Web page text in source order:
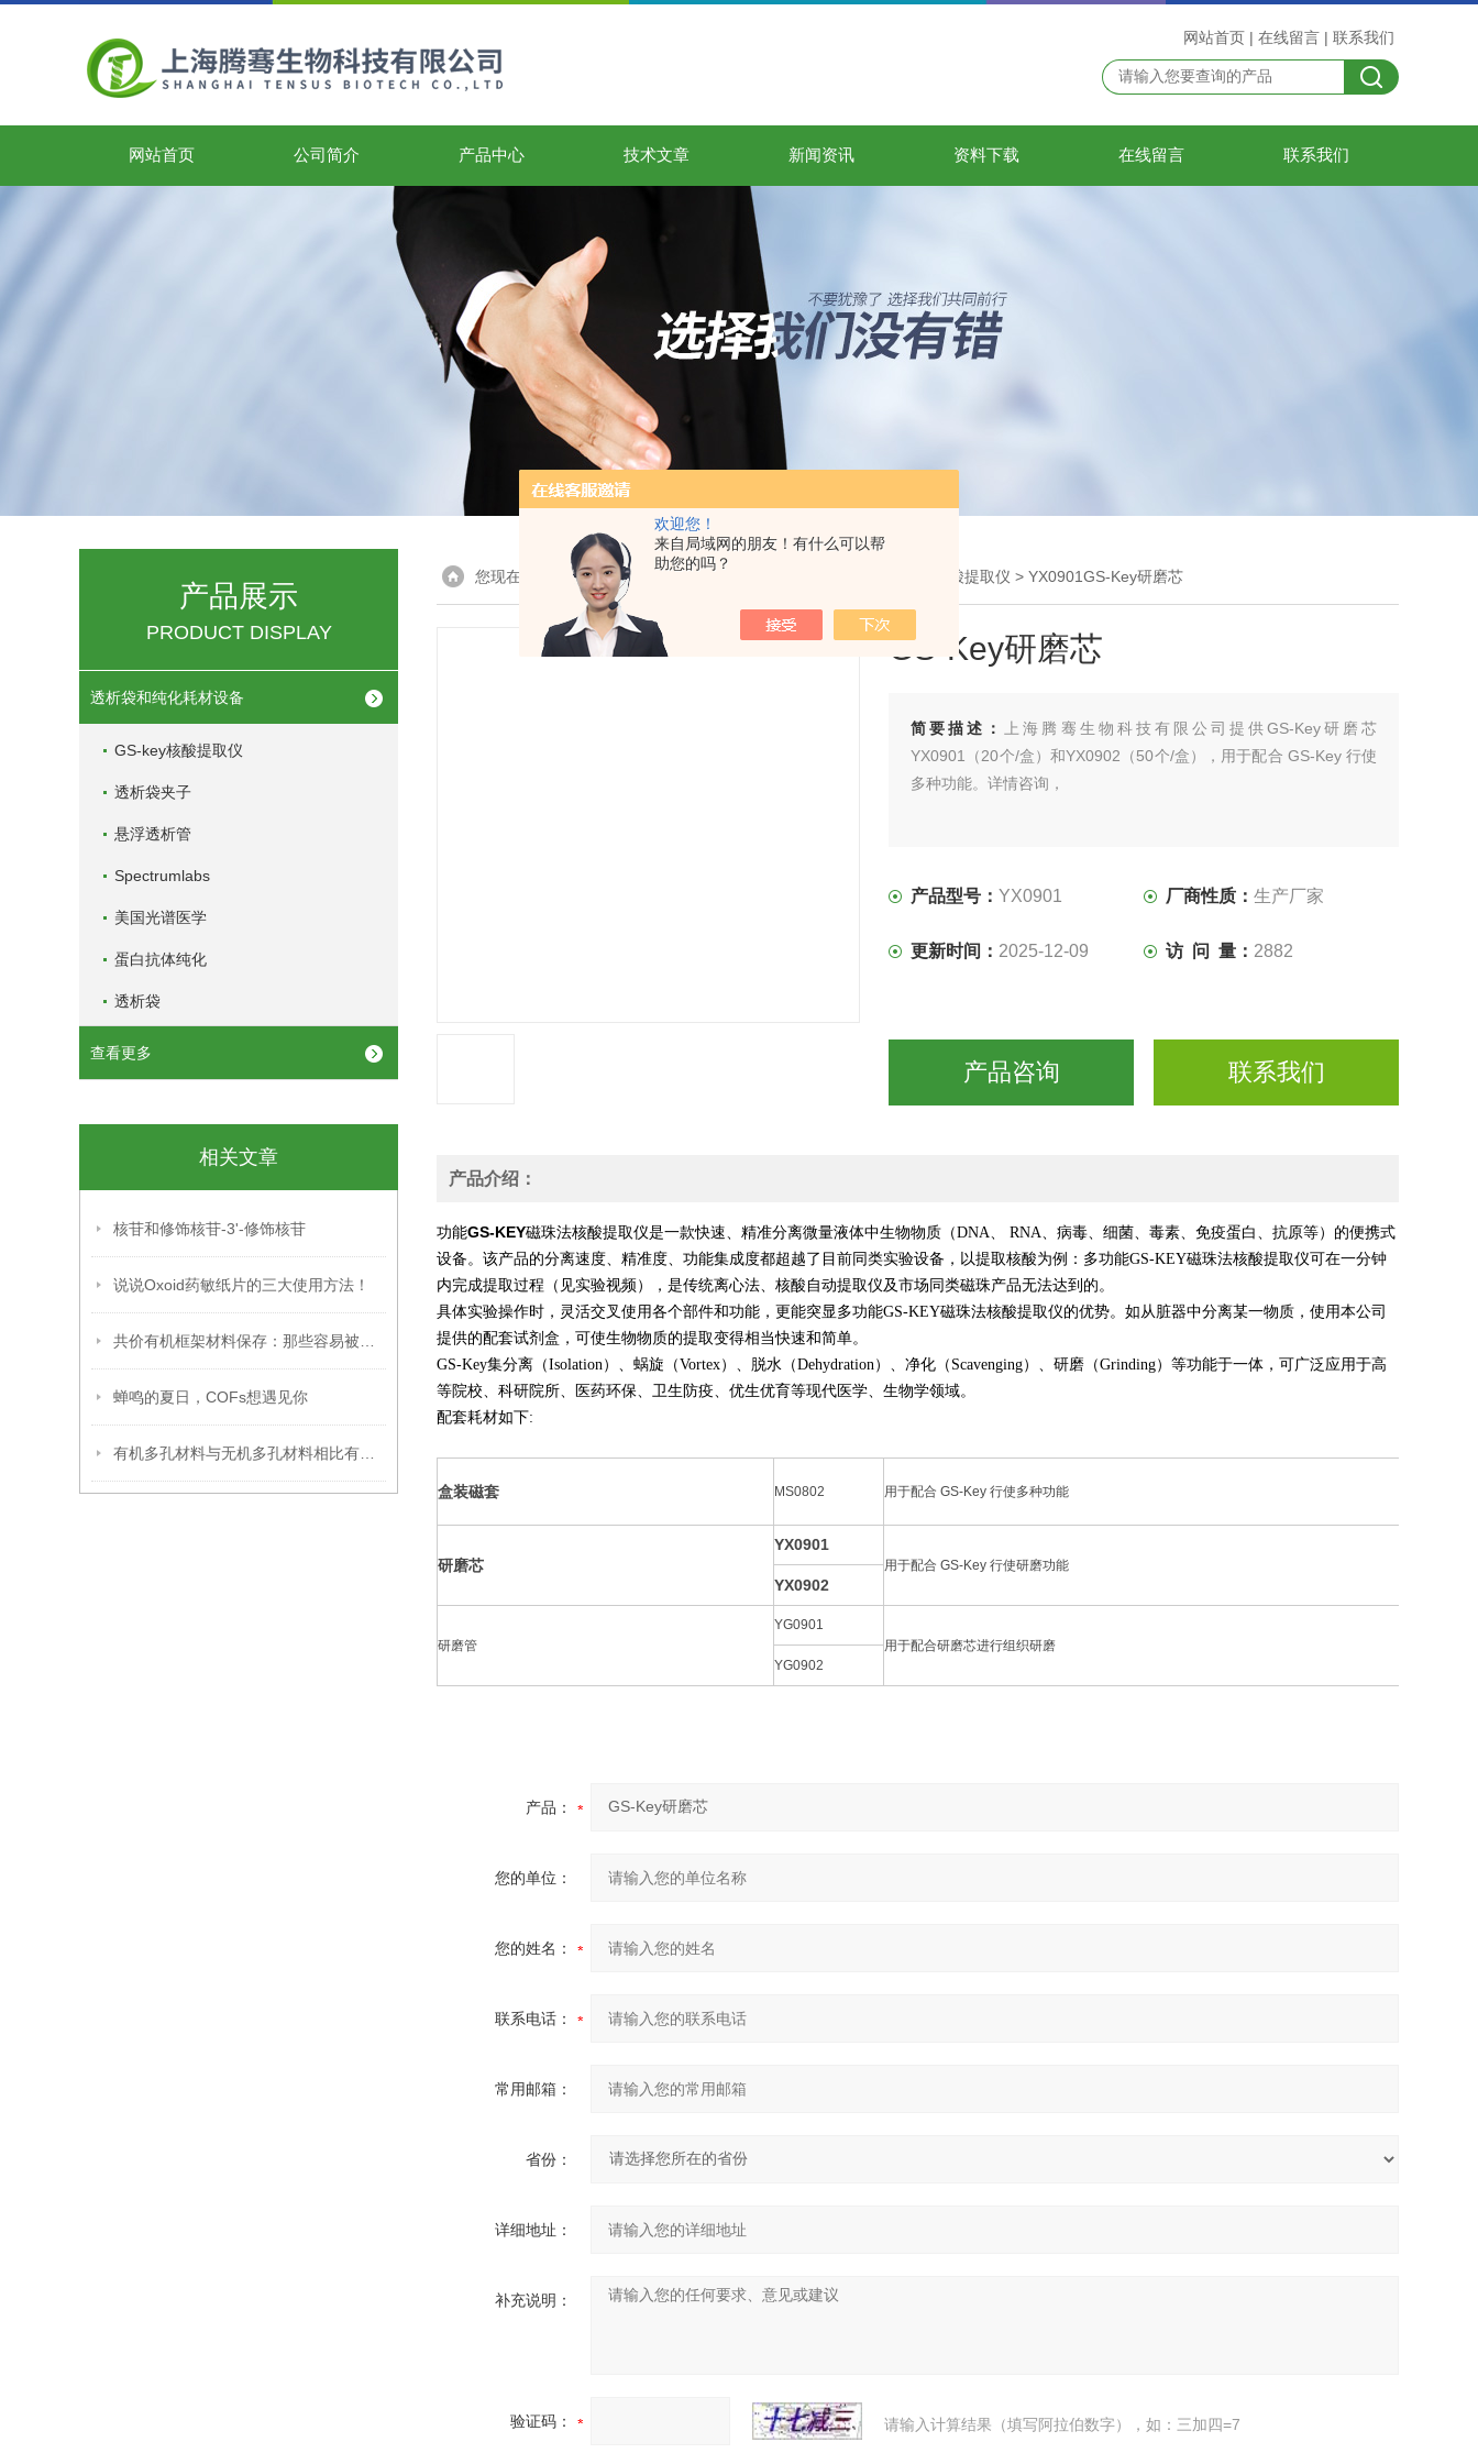
欢迎您！
来自局域网的朋友！有什么可以帮
助您的吗？
网站首页 | 在线留言 | 联系我们
网站首页 公司简介 产品中心 技术文章 新闻资讯 资料下载 在线留言 联系我们
产品展示
PRODUCT DISPLAY
透析袋和纯化耗材设备
GS-key核酸提取仪
透析袋夹子
悬浮透析管
Spectrumlabs
美国光谱医学
蛋白抗体纯化
透析袋
查看更多
相关文章
核苷和修饰核苷-3'-修饰核苷
说说Oxoid药敏纸片的三大使用方法！
蝉鸣的夏日，COFs想遇见你
您现在的位置：首页> 产品展示 > 透析袋和纯化耗材设备 GS-key核酸提取仪 > YX0901GS-Key研磨芯
GS-Key研磨芯
简要描述：
上海腾骞生物科技有限公司提供GS-Key研磨芯
YX0901（20个/盒）和YX0902（50个/盒），用于配合 GS-Key 行使
多种功能。详情咨询，
产品型号：YX0901 厂商性质：生产厂家
更新时间： 2025-12-09 访 问 量： 2882
产品咨询 联系我们
产品介绍：
功能GS-KEY磁珠法核酸提取仪是一款快速、精准分离微量液体中生物物质（DNA、 RNA、病毒、细菌、毒素、免疫蛋白、抗原等）的便携式
设备。该产品的分离速度、精准度、功能集成度都超越了目前同类实验设备，以提取核酸为例：多功能GS-KEY磁珠法核酸提取仪可在一分钟
内完成提取过程（见实验视频），是传统离心法、核酸自动提取仪及市场同类磁珠产品无法达到的。
具体实验操作时，灵活交叉使用各个部件和功能，更能突显多功能GS-KEY磁珠法核酸提取仪的优势。如从脏器中分离某一物质，使用本公司
提供的配套试剂盒，可使生物物质的提取变得相当快速和简单。
GS-Key集分离（Isolation）、蜗旋（Vortex）、脱水（Dehydration）、净化（Scavenging）、研磨（Grinding）等功能于一体，可广泛应用于高
等院校、科研院所、医药环保、卫生防疫、优生优育等现代医学、生物学领域。
配套耗材如下:
盒装磁套 MS0802 用于配合 GS-Key 行使多种功能
研磨芯
YX0901
用于配合 GS-Key 行使研磨功能
YX0902
研磨管
YG0901
用于配合研磨芯进行组织研磨
YG0902
产品：
您的单位：
您的姓名：
联系电话：
常用邮箱：
省份：
详细地址：
补充说明：
验证码： 请输入计算结果（填写阿拉伯数字），如：三加四=7